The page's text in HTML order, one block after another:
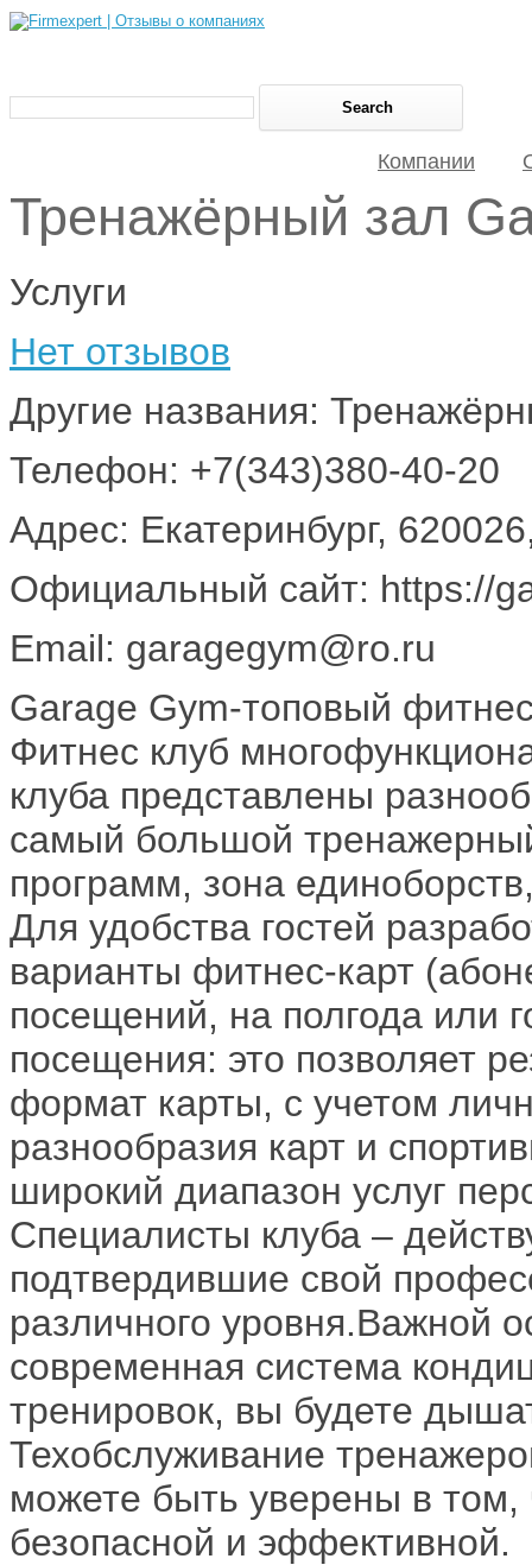
Компании
Тренажёрный зал
Услуги
Нет отзывов
Другие названия:
Телефон: +7(343)380-40-20
Адрес: Екатеринбург,
Официальный сайт: https://
Email: garagegym@ro.ru
Garage Gym-топовый
Фитнес клуб
клуба представлены
самый большой
программ, зона
Для удобства гостей
варианты фитнес-карт
посещений, на полгода или
посещения: это позволяет
формат карты, с учетом
разнообразия карт и
широкий диапазон услуг
Специалисты клуба –
подтвердившие свой
различного уровня.Важной
современная система
тренировок, вы будете
Техобслуживание
можете быть уверены в
безопасной и эффективной.